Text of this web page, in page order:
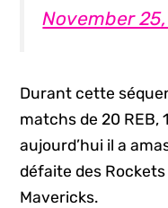
November
Durant cette
matchs de 20 REB,
aujourd’hui il a
défaite des
Mavericks.